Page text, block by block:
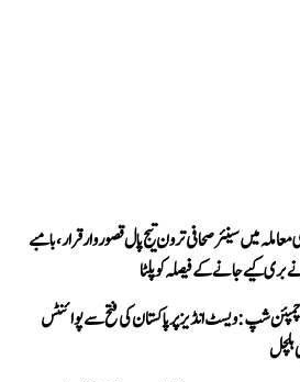
میں سینئر صحافی ترون تیج پال قصوروار قرار، بامبے
بری کیے جانے کے فیصلہ کو پلٹا
شپ: ویسٹ انڈیز پر پاکستان کی فتح سے پوائنٹس
ہلچل